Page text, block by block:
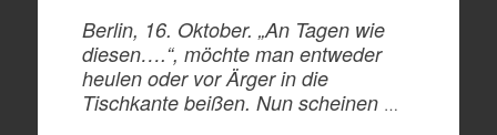
Berlin, 16. Oktober. „An Tagen wie
diesen….“, möchte man entweder
heulen oder vor Ärger in die
Tischkante beißen. Nun scheinen …